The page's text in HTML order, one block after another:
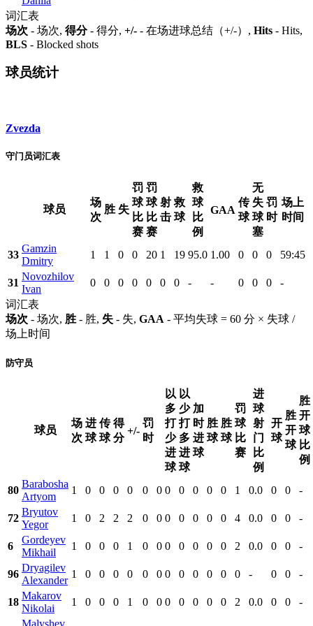
词汇表
场次 - 场次, 得分- 得分, +/- - 在场进球总结（+/-）, Hits - Hits,
BLS - Blocked shots
球员统计
Zvezda
守门员词汇表
球员
场
次
胜 失
罚
球
比
赛
罚
球
比
赛
射
击
救
球
救
球
比
例
GAA
传
球
无
失
球
塞
罚
时
场上
时间
33
Gamzin
Dmitry
1 1 0 0 20 1 19 95.0 1.00 0 0 0 59:45
31
Novozhilov
Ivan
0 0 0 0 0 0 0 - - 0 0 0
-
词汇表
场次 - 场次, 胜 - 胜, 失 - 失, GAA - 平均失球 = 60 分 × 失球 /
场上时间
防守员
球员
场
次
进
球
传
球
得
分
+/-
罚
时
以
多
打
少
进
球
以
少
打
多
进
球
加
时
进
球
胜
球
胜
球
罚
球
比
赛
进
球
射
门
比
例
开
球
胜
开
球
胜
开
球
比
例
80
Barabosha
Artyom
1 0 0 0 0 0 0 0 0 0 0 0 1 0.0 0 0 -
72
Bryutov
Yegor
1 0 2 2 2 0 0 0 0 0 0 0 4 0.0 0 0 -
6
Gordeyev
Mikhail
1 0 0 0 1 0 0 0 0 0 0 0 2 0.0 0 0 -
96
Dryagilev
Alexander
1 0 0 0 0 0 0 0 0 0 0 0 0 - 0 0 -
18
Makarov
Nikolai
1 0 0 0 1 0 0 0 0 0 0 0 2 0.0 0 0 -
Malyshev